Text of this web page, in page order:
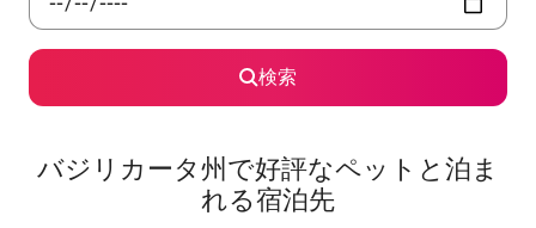
検索
バジリカータ州で好評なペットと泊ま
れる宿泊先